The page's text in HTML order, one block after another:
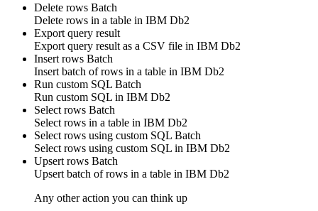
Delete rows Batch
Delete rows in a table in IBM Db2
Export query result
Export query result as a CSV file in IBM Db2
Insert rows Batch
Insert batch of rows in a table in IBM Db2
Run custom SQL Batch
Run custom SQL in IBM Db2
Select rows Batch
Select rows in a table in IBM Db2
Select rows using custom SQL Batch
Select rows using custom SQL in IBM Db2
Upsert rows Batch
Upsert batch of rows in a table in IBM Db2
Any other action you can think up